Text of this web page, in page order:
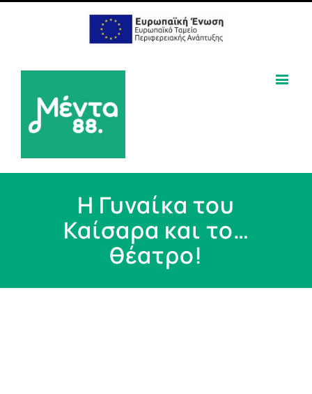
Η Γυναίκα του
Καίσαρα και το…
θέατρο!